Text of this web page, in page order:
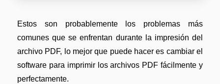
Estos son probablemente los problemas más
comunes que se enfrentan durante la impresión del
archivo PDF, lo mejor que puede hacer es cambiar el
software para imprimir los archivos PDF fácilmente y
perfectamente.